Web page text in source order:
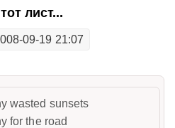
лист...
09-19 21:07
wasted sunsets
for the road